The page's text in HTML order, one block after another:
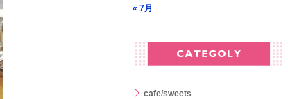
« 7月
cafe/sweets